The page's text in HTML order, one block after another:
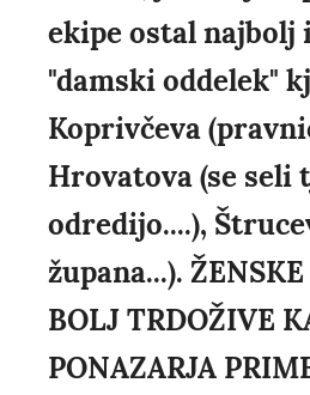
ekipe ostal najbolj
"damski oddelek"
Koprivčeva
Hrovatova (se seli
odredijo....),
župana...).
BOLJ TRDOŽIVE
PONAZARJA